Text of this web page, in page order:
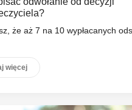
że aż 7 na 10 wypłacanych
więcej